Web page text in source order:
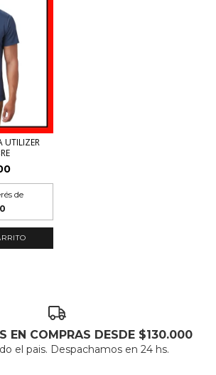
UTILIZER
de
EN COMPRAS DESDE $130.000
el pais. Despachamos en 24 hs.